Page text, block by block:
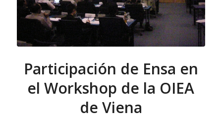
Participación de Ensa en
el Workshop de la OIEA
de Viena